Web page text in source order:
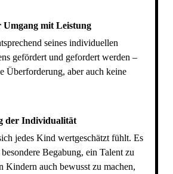
Umgang mit Leistung
seines individuellen
gefördert und gefordert werden –
Überforderung, aber auch keine
der Individualität
jedes Kind wertgeschätzt fühlt. Es
Begabung, ein Talent zu
Kindern auch bewusst zu machen,